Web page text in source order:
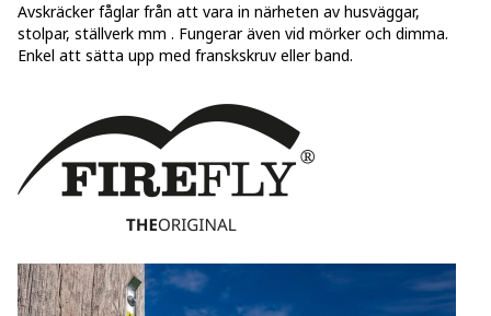
Avskräcker fåglar från att vara in närheten av husväggar,
stolpar, ställverk mm . Fungerar även vid mörker och dimma.
Enkel att sätta upp med franskskruv eller band.